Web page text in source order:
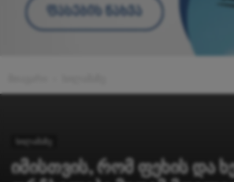
სილამაზე
იმისთვის, რომ ფეხის და